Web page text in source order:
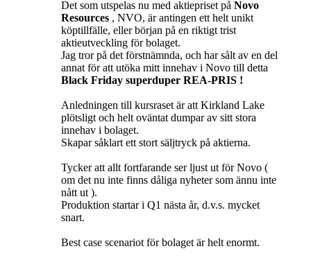
Det som utspelas nu med aktiepriset på Novo
Resources , NVO, är antingen ett helt unikt
köptillfälle, eller början på en riktigt trist
aktieutveckling för bolaget.
Jag tror på det förstnämnda, och har sålt av en del
annat för att utöka mitt innehav i Novo till detta
Black Friday superduper REA-PRIS !
Anledningen till kursraset är att Kirkland Lake
plötsligt och helt oväntat dumpar av sitt stora
innehav i bolaget.
Skapar såklart ett stort säljtryck på aktierna.
Tycker att allt fortfarande ser ljust ut för Novo (
om det nu inte finns dåliga nyheter som ännu inte
nått ut ).
Produktion startar i Q1 nästa år, d.v.s. mycket
snart.
Best case scenariot för bolaget är helt enormt.